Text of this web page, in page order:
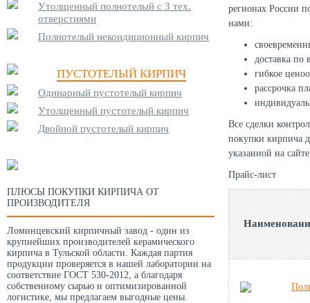
регионах России
нами:
доставка по
гибкое
рассрочка
Все сделки
покупки кирпича
указанной на
Прайс-лист
Утолщенный полнотелый с 3 тех.
отверстиями
Полнотелый некондиционный кирпич
ПУСТОТЕЛЫЙ КИРПИЧ
Одинарный пустотелый кирпич
Утолщенный пустотелый кирпич
Двойной пустотелый кирпич
ПЛЮСЫ ПОКУПКИ КИРПИЧА ОТ
ПРОИЗВОДИТЕЛЯ
Ломинцевский кирпичный завод - один из
крупнейших производителей керамического
кирпича в Тульской области. Каждая партия
продукции проверяется в нашей лаборатории на
соответствие ГОСТ 530-2012, а благодаря
собственному сырью и оптимизированной
логистике, мы предлагаем выгодные цены.